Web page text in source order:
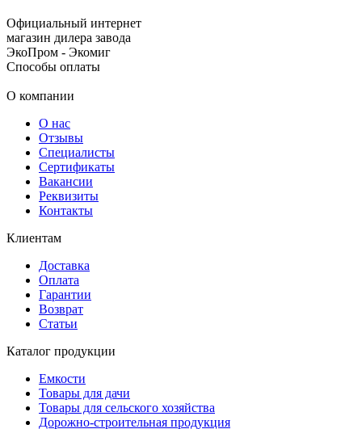
Официальный интернет
магазин дилера завода
ЭкоПром - Экомиг
Способы оплаты
О компании
О нас
Отзывы
Специалисты
Сертификаты
Вакансии
Реквизиты
Контакты
Клиентам
Доставка
Оплата
Гарантии
Возврат
Статьи
Каталог продукции
Емкости
Товары для дачи
Товары для сельского хозяйства
Дорожно-строительная продукция